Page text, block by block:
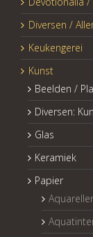
Diversen /
Keukengerei
Kunst
Beelden /
Diversen:
Glas
Keramiek
Papier